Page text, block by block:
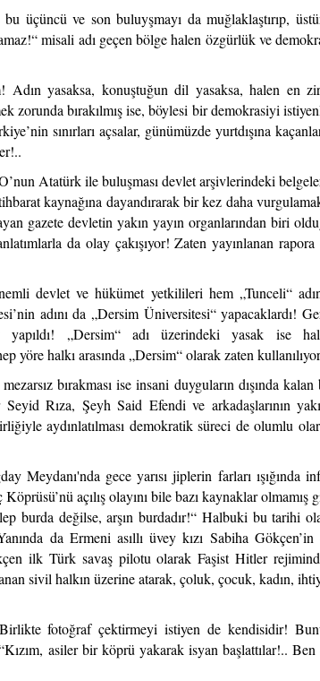
üçüncü ve son buluyşmayı da muğlaklaştırıp,
misali adı geçen bölge halen özgürlük ve
Adın yasaksa, konuştuğun dil yasaksa, halen en
zorunda bırakılmış ise, böylesi bir demokrasiyi
sınırları açsalar, günümüzde yurtdışına
Atatürk ile buluşması devlet arşivlerindeki
kaynağına dayandırarak bir kez daha
gazete devletin yakın yayın organlarından biri
da olay çakışıyor! Zaten yayınlanan rapora
devlet ve hükümet yetkilileri hem „Tunceli“
adını da „Dersim Üniversitesi“ yapacaklardı!
yapıldı! „Dersim“ adı üzerindeki yasak ise
yöre halkı arasında „Dersim“ olarak zaten
bırakması ise insani duyguların dışında kalan
Rıza, Şeyh Said Efendi ve arkadaşlarının
aydınlatılması demokratik süreci de olumlu
Meydanı'nda gece yarısı jiplerin farları ışığında
açılış olayını bile bazı kaynaklar olmamış
burda değilse, arşın burdadır!“ Halbuki bu tarihi
da Ermeni asıllı üvey kızı Sabiha Gökçen’in
ilk Türk savaş pilotu olarak Faşist Hitler
sivil halkın üzerine atarak, çoluk, çocuk, kadın,
fotoğraf çektirmeyi istiyen de kendisidir!
asiler bir köprü yakarak isyan başlattılar!.. Ben